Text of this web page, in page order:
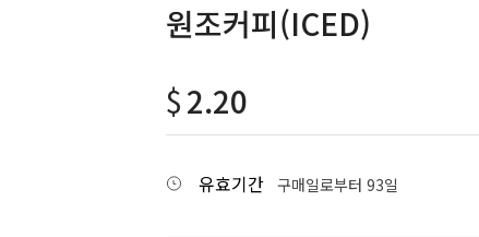
원조커피(ICED)
$2.20
유효기간 구매일로부터 93일